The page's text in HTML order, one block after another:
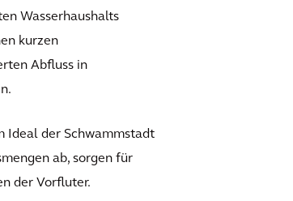
Wasserhaushalts
kurzen
Abfluss in
Ideal der Schwammstadt
ab, sorgen für
der Vorfluter.